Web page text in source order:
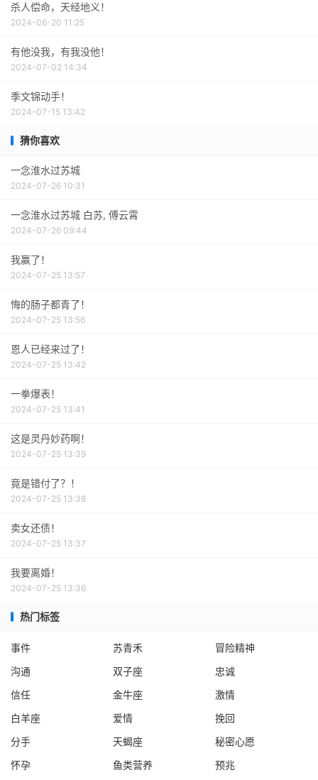
杀人偿命，天经地义！
2024-06-20 11:25
有他没我，有我没他！
2024-07-02 14:34
季文锦动手！
2024-07-15 13:42
猜你喜欢
一念淮水过苏城
2024-07-26 10:31
一念淮水过苏城 白苏, 傅云霄
2024-07-26 09:44
我赢了！
2024-07-25 13:57
悔的肠子都青了！
2024-07-25 13:56
恩人已经来过了！
2024-07-25 13:42
一拳爆表！
2024-07-25 13:41
这是灵丹妙药啊！
2024-07-25 13:39
竟是错付了？！
2024-07-25 13:38
卖女还债！
2024-07-25 13:37
我要离婚！
2024-07-25 13:36
热门标签
事件 苏青禾
冒险精神
沟通
双子座
忠诚
信任
金牛座
激情
白羊座
爱情
挽回
分手
天蝎座
秘密心愿
怀孕
鱼类营养 预兆